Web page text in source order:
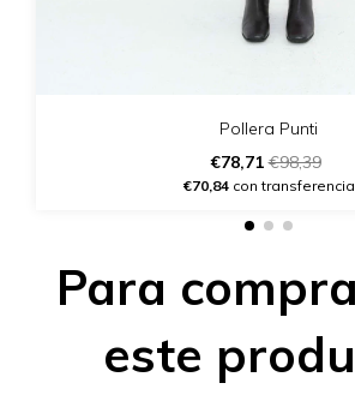
Pollera Punti
€78,71€98,39
€70,84con transferencia
Para
este